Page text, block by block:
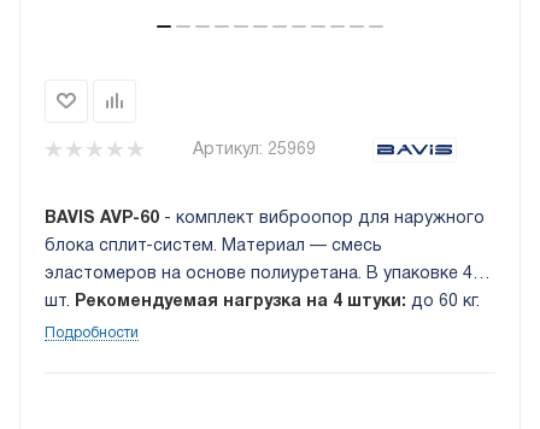
Артикул: 25969
BAVIS AVP-60 - комплект виброопор для наружного
блока сплит-систем. Материал — смесь
эластомеров на основе полиуретана. В упаковке 4
шт.
Рекомендуемая нагрузка на 4 штуки: до 60 кг.
Подробности